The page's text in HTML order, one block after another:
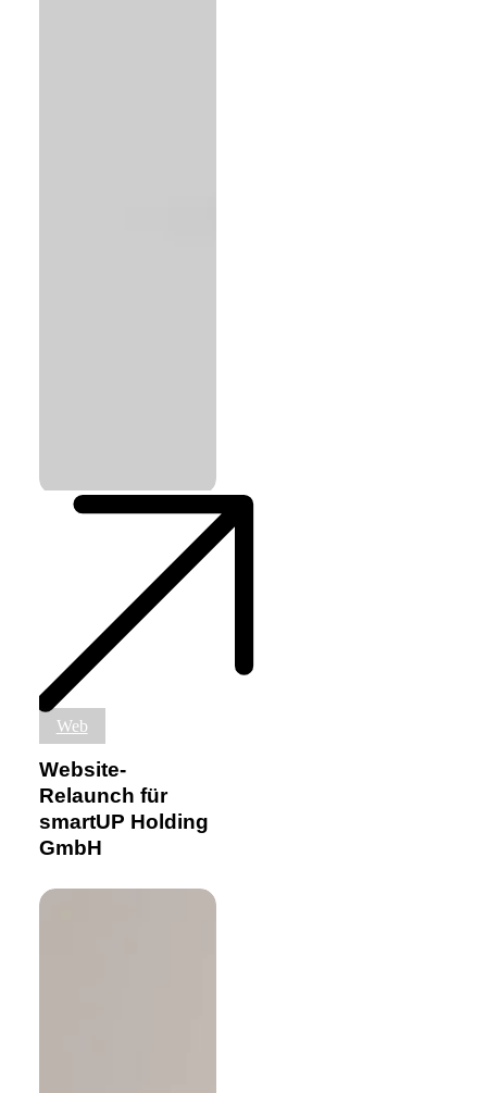
Website-
Relaunch
für
smartUP
Holding
GmbH
Web
Website-
Relaunch für
smartUP Holding
GmbH